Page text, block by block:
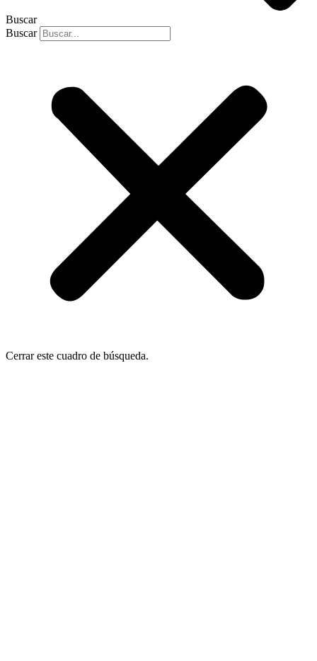
Buscar
Buscar
Cerrar este cuadro de búsqueda.